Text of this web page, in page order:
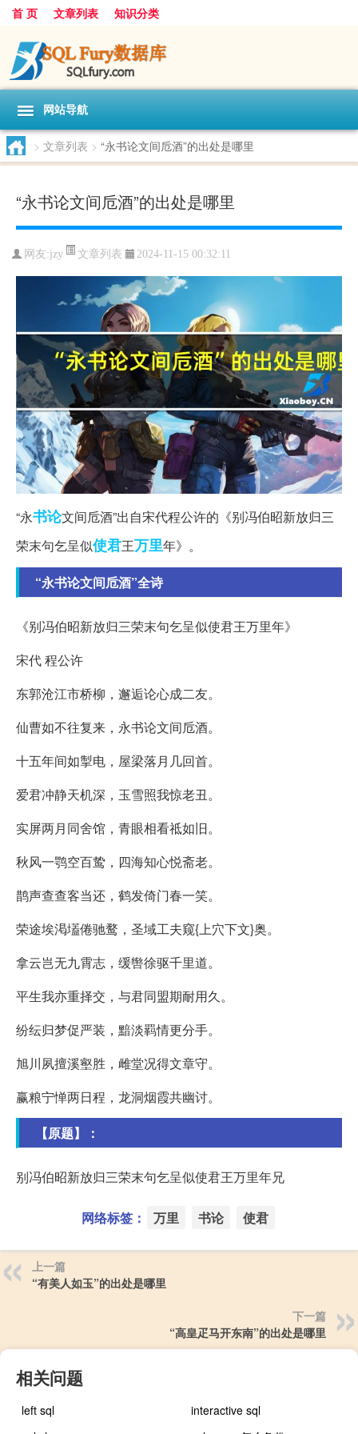
首 页 文章列表 知识分类
网站导航
> 文章列表 > “永书论文间卮酒”的出处是哪里
“永书论文间卮酒”的出处是哪里
网友:jzy 文章列表 2024-11-15 00:32:11
“永书论文间卮酒”出自宋代程公许的《别冯伯昭新放归三
荣末句乞呈似使君王万里年》。
“永书论文间卮酒”全诗
《别冯伯昭新放归三荣末句乞呈似使君王万里年》
宋代 程公许
东郭沧江市桥柳，邂逅论心成二友。
仙曹如不往复来，永书论文间卮酒。
十五年间如掣电，屋梁落月几回首。
爱君冲静天机深，玉雪照我惊老丑。
实屏两月同舍馆，青眼相看祗如旧。
秋风一鹗空百鸷，四海知心悦斋老。
鹊声查查客当还，鹤发倚门春一笑。
荣途埃渇壒倦驰鹜，圣域工夫窥{上穴下文}奥。
拿云岂无九霄志，缓辔徐驱千里道。
平生我亦重择交，与君同盟期耐用久。
纷纭归梦促严装，黯淡羁情更分手。
旭川夙擅溪壑胜，雌堂况得文章守。
赢粮宁惮两日程，龙洞烟霞共幽讨。
【原题】：
别冯伯昭新放归三荣末句乞呈似使君王万里年兄
网络标签： 万里 书论 使君
上一篇
“有美人如玉”的出处是哪里
下一篇
“高皇疋马开东南”的出处是哪里
相关问题
left sql
interactive sql